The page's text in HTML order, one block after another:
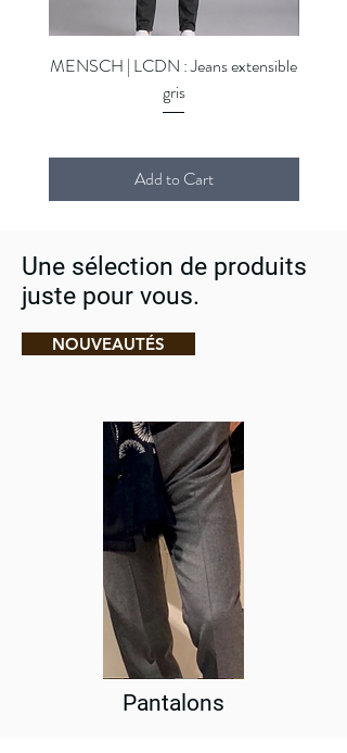
MENSCH | LCDN : Jeans extensible
gris
Add to Cart
Une sélection de produits
juste pour vous.
NOUVEAUTÉS
Pantalons